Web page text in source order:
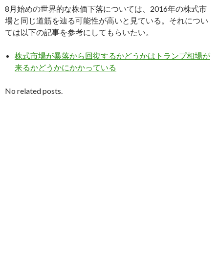
8月始めの世界的な株価下落については、2016年の株式市
場と同じ道筋を辿る可能性が高いと見ている。それについ
ては以下の記事を参考にしてもらいたい。
株式市場が暴落から回復するかどうかはトランプ相場が
来るかどうかにかかっている
No related posts.